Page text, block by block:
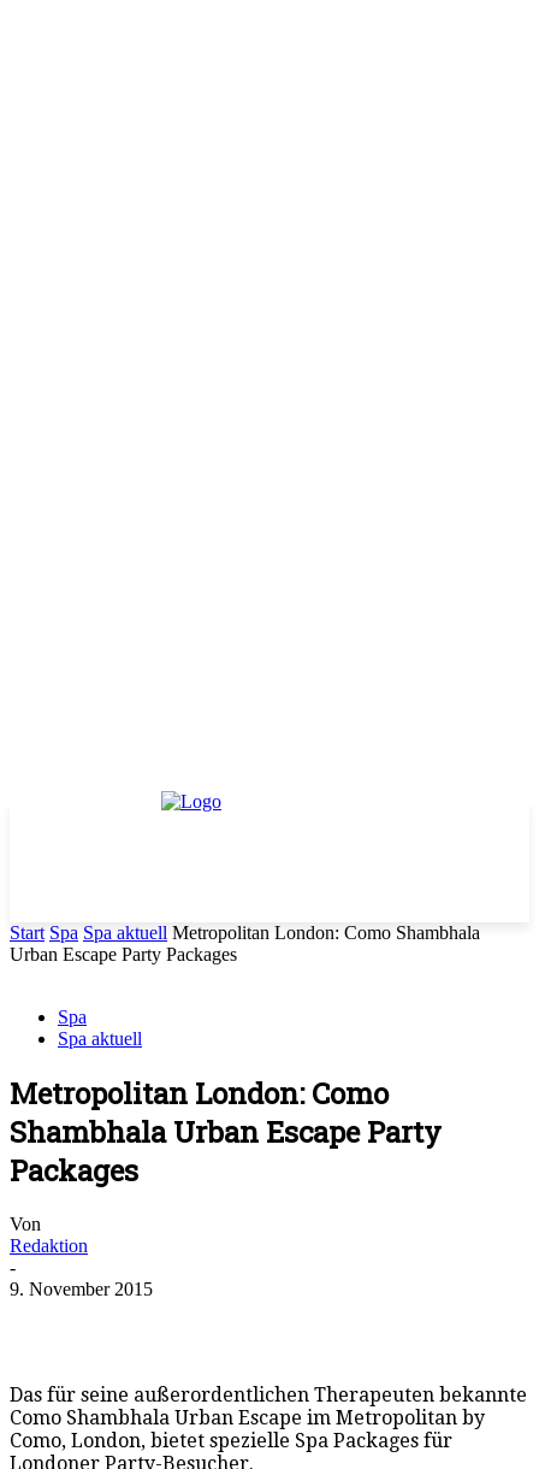
Start Spa Spa aktuell Metropolitan London: Como Shambhala
Urban Escape Party Packages
Spa
Spa aktuell
Metropolitan London: Como
Shambhala Urban Escape Party
Packages
Von
Redaktion
-
9. November 2015
Das für seine außerordentlichen Therapeuten bekannte
Como Shambhala Urban Escape im Metropolitan by
Como, London, bietet spezielle Spa Packages für
Londoner Party-Besucher.